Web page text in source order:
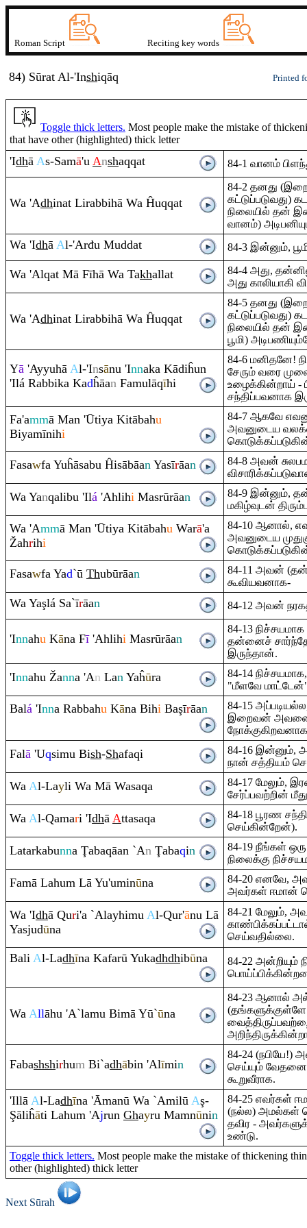
Roman Script Reciting key words
84) Sūrat Al-'Inshiqāq Printed
Toggle thick letters. Most people make the mistake of
that have other (highlighted) thick letter
'Idhā As-Samā'u Anshaqqat 84-1 வானம்
Wa 'Adhinat Lirabbihā Wa Ĥuqqat
84-2 தனது
கட்டுப்படுவது)
நிலையில் தன்
வானம்)
Wa 'Idhā Al-'Arđu Muddat 84-3 இன்னும்,
Wa 'Alqat Mā Fīhā Wa Takhallat
84-4 அது,
அது காலியாகி
Wa 'Adhinat Lirabbihā Wa Ĥuqqat
84-5 தனது
கட்டுப்படுவது)
நிலையில் தன்
பூமி)
Yā 'Ayyuhā Al-'Insānu 'Innaka Kādiĥun
'Ilá Rabbika Kadĥāan Famulāqīhi
84-6 மனிதனே!
சேரும் வரை
உழைக்கின்றாய்
சந்திப்பவனாக
Fa'ammā Man 'Ūtiya Kitābahu
Biyamīnihi
84-7 ஆகவே
அவனுடைய
Fasawfa Yuĥāsabu Ĥisābāan Yasīrāan
84-8 அவன்
Wa Yanqalibu 'Ilá 'Ahlihi Masrūrāan
84-9 இன்னும்,
மகிழ்வுடன்
Wa 'Ammā Man 'Ūtiya Kitābahu Warā'a
Žahrihi
84-10 ஆனால்,
அவனுடைய
Fasawfa Yad`ū Thubūrāan
84-11 அவன்
கூவியவனாக-
Wa Yaşlá Sa`īrāan 84-12 அவன்
'Innahu Kāna Fī'Ahlihi Masrūrāan
84-13
தன்னைச்
இருந்தான்.
'Innahu Žanna 'An Lan Yaĥūra
84-14
"மீளவே
Balá 'Inna Rabbahu Kāna Bihi Başīrāan
84-15
இறைவன்
Falā 'Uqsimu Bish-Shafaqi
84-16 இன்னும்,
நான் சத்தியம்
Wa Al-Layli Wa Mā Wasaqa
84-17 மேலும்,
சேர்ப்பவற்றின்
Wa Al-Qamari 'Idhā Attasaqa
84-18 பூரண
செய்கின்றேன்).
Latarkabunna Ţabaqāan `An Ţabaqin
84-19 நீங்கள் ஒரு
நிலைக்கு
Famā Lahum Lā Yu'uminūna
84-20 எனவே,
அவர்கள் ஈமான்
Wa 'Idhā Quri'a `Alayhimu Al-Qur'ānu Lā
Yasjudūna
84-21 மேலும்,
செய்வதில்லை.
Bali Al-Ladhīna Kafarū Yukadhdhibūna
84-22 அன்றியும்
Wa Allāhu 'A`lamu Bimā Yū`ūna
84-23 ஆனால்
(தங்களுக்குள்ளே
Fabashshirhum Bi`adhābin 'Alīmin
84-24 (நபியே!)
செய்யும்
கூறுவீராக.
'Illā Al-Ladhīna 'Āmanū Wa `Amilū Aş-
Şāliĥāti Lahum 'Ajrun Ghayru Mamnūnin
84-25 எவர்கள்
(நல்ல) அமல்கள்
தவிர -
உண்டு.
Toggle thick letters. Most people make the mistake of thickening
other (highlighted) thick letter
Next Sūrah